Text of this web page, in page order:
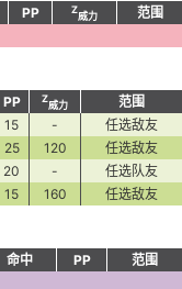
PP Z
威力
范围
PP Z
威力
范围
15 -
任选敌友
25 120
任选敌友
20 -
任选队友
15 160 任选敌友
命中 PP
范围